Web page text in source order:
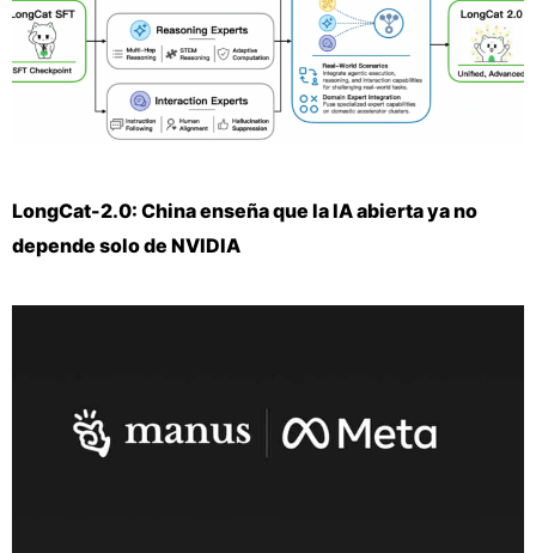
LongCat-2.0: China enseña que la IA abierta ya no
depende solo de NVIDIA